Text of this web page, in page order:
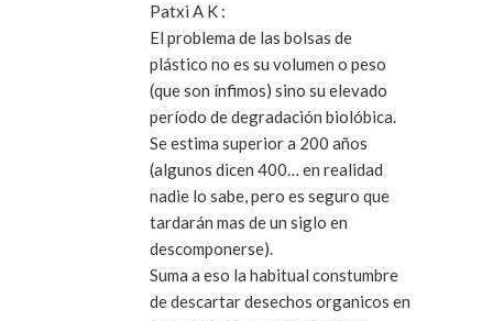
Patxi A K :
El problema de las bolsas de
plástico no es su volumen o peso
(que son ínfimos) sino su elevado
período de degradación biolóbica.
Se estima superior a 200 años
(algunos dicen 400… en realidad
nadie lo sabe, pero es seguro que
tardarán mas de un siglo en
descomponerse).
Suma a eso la habitual constumbre
de descartar desechos organicos en